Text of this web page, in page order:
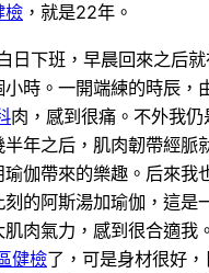
檢 ，就是22年。
日下班，早晨回來之后
小時。一開端練的時辰，
肉，感到很痛。不外我
半年之后，肌肉韌帶經脈
瑜伽帶來的樂趣。后來我
的阿斯湯加瑜伽，這是
肉氣力，感到很合適我
健檢了，可是身材很好